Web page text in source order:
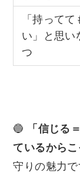
「持って
い」と思い
つ
🔵
「信じる
ているから
守りの魅力で